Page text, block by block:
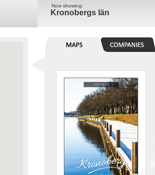
Now showing:
Kronobergs län